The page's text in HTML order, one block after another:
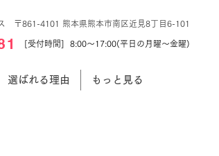
〒861-4101 熊本県熊本市南区近見8丁目6-101
[受付時間] 8:00～17:00(平日の月曜～金曜)
選ばれる理由 もっと見る